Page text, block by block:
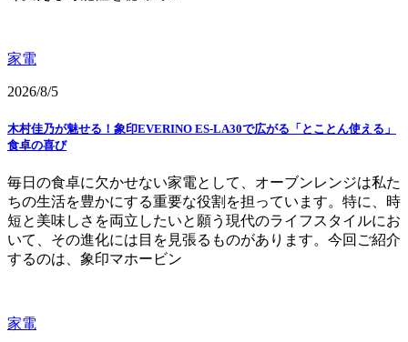
家電
2026/8/5
木村佳乃が魅せる！象印EVERINO ES-LA30で広がる「とことん使える」
食卓の喜び
毎日の食卓に欠かせない家電として、オーブンレンジは私た
ちの生活を豊かにする重要な役割を担っています。特に、時
短と美味しさを両立したいと願う現代のライフスタイルにお
いて、その進化には目を見張るものがあります。今回ご紹介
するのは、象印マホービン
家電